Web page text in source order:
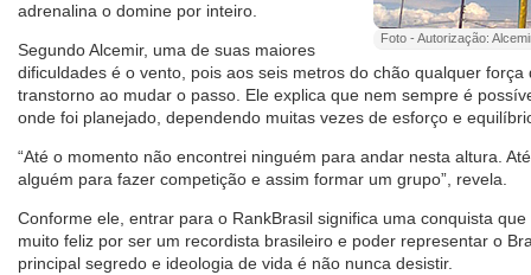
Foto - Autorização:
adrenalina o domine por inteiro.
Segundo Alcemir, uma de suas maiores
dificuldades é o vento, pois aos seis metros do chão qualquer
transtorno ao mudar o passo. Ele explica que nem sempre é
onde foi planejado, dependendo muitas vezes de esforço e
“Até o momento não encontrei ninguém para andar nesta altura.
alguém para fazer competição e assim formar um grupo”, revela.
Conforme ele, entrar para o RankBrasil significa uma conquista
muito feliz por ser um recordista brasileiro e poder representar o
principal segredo e ideologia de vida é não nunca desistir.